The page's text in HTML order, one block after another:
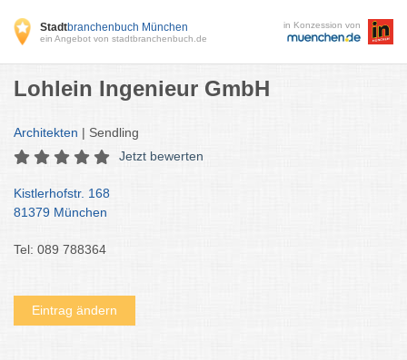
Stadtbranchenbuch München
ein Angebot von stadtbranchenbuch.de
in Konzession von
Lohlein Ingenieur GmbH
Architekten | Sendling
Jetzt bewerten
Kistlerhofstr. 168
81379 München
Tel: 089 788364
Eintrag ändern